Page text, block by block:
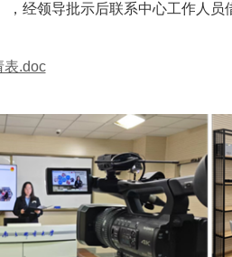
经领导批示后联系中心工作人员
表.doc